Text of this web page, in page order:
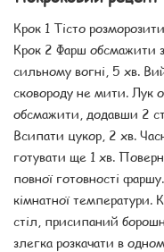
Крок 1 Тісто
Крок 2 Фарш обсмажити
сильному вогні, 5 хв.
сковороду не мити. Лук
обсмажити, додавши 2
Всипати цукор, 2 хв.
готувати ще 1 хв.
повної готовності
кімнатної температури.
стіл, присипаний
злегка розкачати в